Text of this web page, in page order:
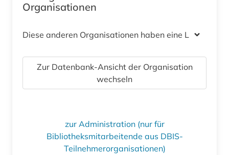
Organisationen
Diese anderen Organisationen haben eine Lizenz
Zur Datenbank-Ansicht der Organisation
wechseln
zur Administration (nur für
Bibliotheksmitarbeitende aus DBIS-
Teilnehmerorganisationen)